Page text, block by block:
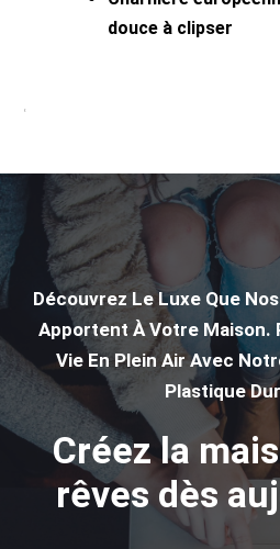
douce à clipser
Découvrez Le Luxe Que
Apportent À Votre Maison.
Vie En Plein Air Avec
Plastique
Créez la
rêves dès